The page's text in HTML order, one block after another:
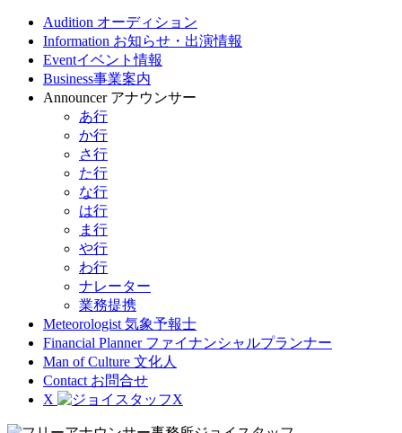
Audition オーディション
Information お知らせ・出演情報
Eventイベント情報
Business事業案内
Announcer アナウンサー
あ行
か行
さ行
た行
な行
は行
ま行
や行
わ行
ナレーター
業務提携
Meteorologist 気象予報士
Financial Planner ファイナンシャルプランナー
Man of Culture 文化人
Contact お問合せ
X